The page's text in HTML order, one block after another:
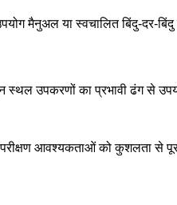
मैनुअल या स्वचालित बिंदु-दर-
स्थल उपकरणों का प्रभावी ढंग
आवश्यकताओं को कुशलता से